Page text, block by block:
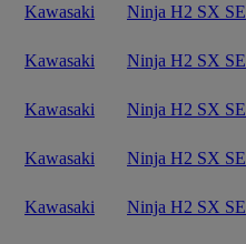
Kawasaki Ninja H2 SX SE
Kawasaki Ninja H2 SX SE
Kawasaki Ninja H2 SX SE
Kawasaki Ninja H2 SX SE
Kawasaki Ninja H2 SX SE